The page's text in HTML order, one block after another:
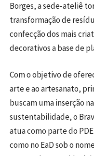
Borges, a sede-ateliê
transformação de
confecção dos mais
decorativos a base de
Com o objetivo de
arte e ao artesanato,
buscam uma inserção
sustentabilidade, o
atua como parte do
como no EaD sob o